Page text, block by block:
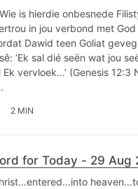
is hierdie onbesnede
in jou verbond met God
Dawid teen Goliat
‘Ek sal dié seën wat jou
vervloek…’ (Genesis 12:3
2 MIN
for Today - 29 Aug